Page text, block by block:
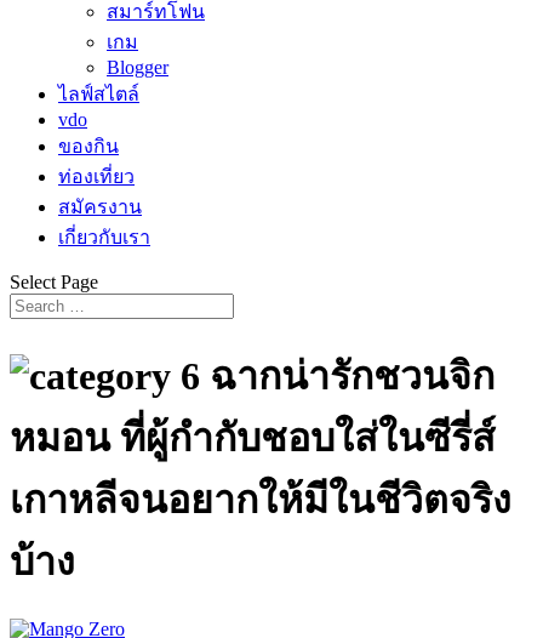
สมาร์ทโฟน
เกม
Blogger
ไลฟ์สไตล์
vdo
ของกิน
ท่องเที่ยว
สมัครงาน
เกี่ยวกับเรา
Select Page
6 ฉากน่ารักชวนจิก
หมอน ที่ผู้กำกับชอบใส่ในซีรี่ส์
เกาหลีจนอยากให้มีในชีวิตจริง
บ้าง